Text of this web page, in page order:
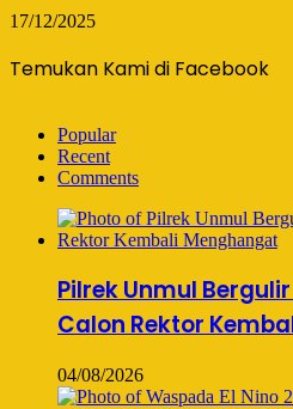
17/12/2025
Temukan Kami di Facebook
Popular
Recent
Comments
Pilrek Unmul
Calon Rektor
04/08/2026